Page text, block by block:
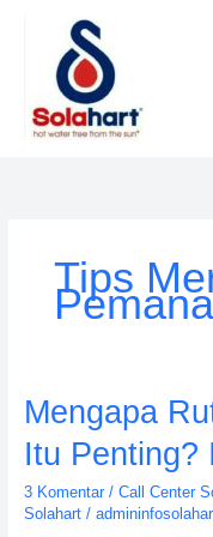
Tips
Mengapa
Itu Penting?
3 Komentar / Call Center
Solahart/
Mengapa
Rutin
Servis
Solahart
Itu